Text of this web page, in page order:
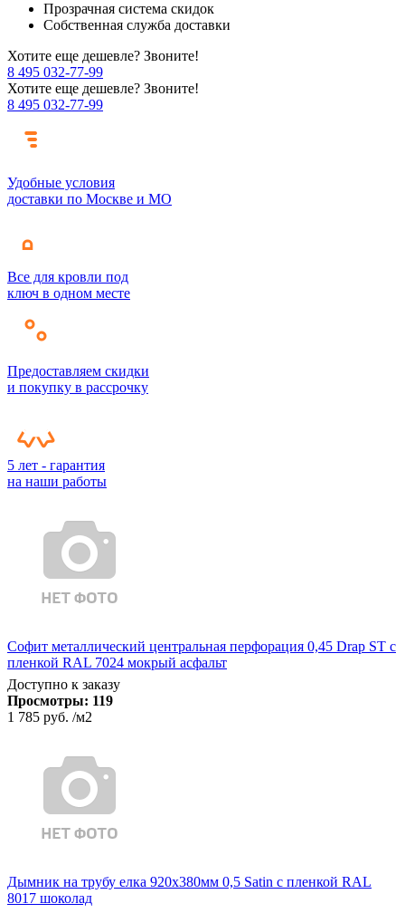
Прозрачная система скидок
Собственная служба доставки
Хотите еще дешевле? Звоните!
8 495 032-77-99
Хотите еще дешевле? Звоните!
8 495 032-77-99
Удобные условия
доставки по Москве и МО
Все для кровли под
ключ в одном месте
Предоставляем скидки
и покупку в рассрочку
5 лет - гарантия
на наши работы
Софит металлический центральная перфорация 0,45 Drap ST с
пленкой RAL 7024 мокрый асфальт
Доступно к заказу
Просмотры: 119
1 785 руб. /м2
Дымник на трубу елка 920х380мм 0,5 Satin с пленкой RAL
8017 шоколад